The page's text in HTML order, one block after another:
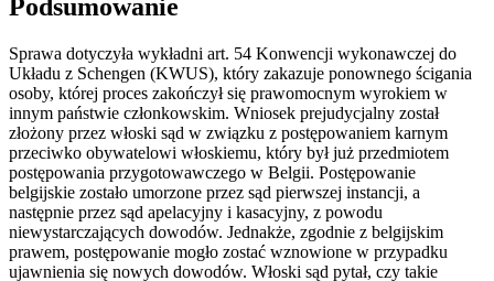
Podsumowanie
Sprawa dotyczyła wykładni art. 54 Konwencji wykonawczej do
Układu z Schengen (KWUS), który zakazuje ponownego ścigania
osoby, której proces zakończył się prawomocnym wyrokiem w
innym państwie członkowskim. Wniosek prejudycjalny został
złożony przez włoski sąd w związku z postępowaniem karnym
przeciwko obywatelowi włoskiemu, który był już przedmiotem
postępowania przygotowawczego w Belgii. Postępowanie
belgijskie zostało umorzone przez sąd pierwszej instancji, a
następnie przez sąd apelacyjny i kasacyjny, z powodu
niewystarczających dowodów. Jednakże, zgodnie z belgijskim
prawem, postępowanie mogło zostać wznowione w przypadku
ujawnienia się nowych dowodów. Włoski sąd pytał, czy takie